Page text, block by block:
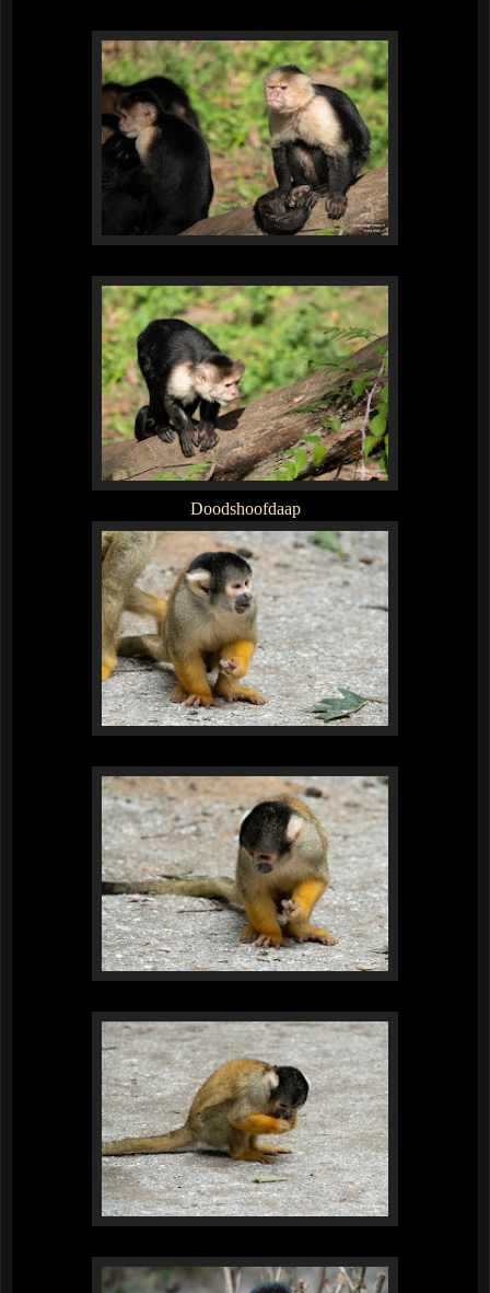
Doodshoofdaap